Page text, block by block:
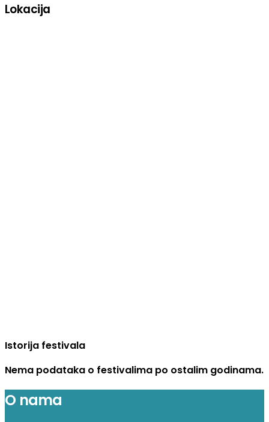
Lokacija
Istorija festivala
Nema podataka o festivalima po ostalim godinama.
O nama